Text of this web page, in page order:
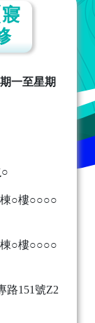
一至星期
○
○樓○○○○
○樓○○○○
路151號Z2